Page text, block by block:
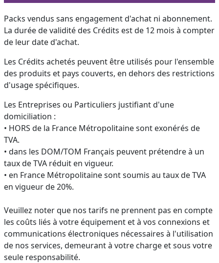
Packs vendus sans engagement d'achat ni abonnement.
La durée de validité des Crédits est de 12 mois à compter
de leur date d'achat.
Les Crédits achetés peuvent être utilisés pour l'ensemble
des produits et pays couverts, en dehors des restrictions
d'usage spécifiques.
Les Entreprises ou Particuliers justifiant d'une
domiciliation :
• HORS de la France Métropolitaine sont exonérés de
TVA.
• dans les DOM/TOM Français peuvent prétendre à un
taux de TVA réduit en vigueur.
• en France Métropolitaine sont soumis au taux de TVA
en vigueur de 20%.
Veuillez noter que nos tarifs ne prennent pas en compte
les coûts liés à votre équipement et à vos connexions et
communications électroniques nécessaires à l'utilisation
de nos services, demeurant à votre charge et sous votre
seule responsabilité.